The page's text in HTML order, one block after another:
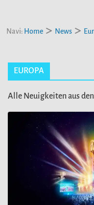
Navi: Home News
EUROPA
Alle Neuigkeiten aus